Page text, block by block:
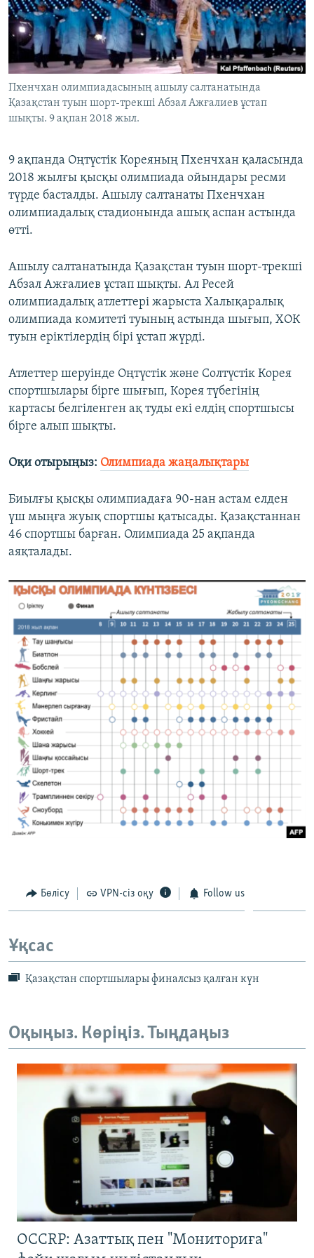
ЖАЗЫЛЫҢЫЗ
Басқа тілдерде
Пхенчхан олимпиадасының ашылу салтанатында
Қазақстан туын шорт-трекші Абзал Ажғалиев ұстап
шықты. 9 ақпан 2018 жыл.
9 ақпанда Оңтүстік Кореяның Пхенчхан қаласында
2018 жылғы қысқы олимпиада ойындары ресми
түрде басталды. Ашылу салтанаты Пхенчхан
олимпиадалық стадионында ашық аспан астында
өтті.
Ашылу салтанатында Қазақстан туын шорт-трекші
Абзал Ажғалиев ұстап шықты. Ал Ресей
олимпиадалық атлеттері жарыста Халықаралық
олимпиада комитеті туының астында шығып, ХОК
туын еріктілердің бірі ұстап жүрді.
Атлеттер шеруінде Оңтүстік және Солтүстік Корея
спортшылары бірге шығып, Корея түбегінің
картасы белгіленген ақ туды екі елдің спортшысы
бірге алып шықты.
Оқи отырыңыз: Олимпиада жаңалықтары
Биылғы қысқы олимпиадаға 90-нан астам елден
үш мыңға жуық спортшы қатысады. Қазақстаннан
46 спортшы барған. Олимпиада 25 ақпанда
аяқталады.
Бөлісу VPN-сіз оқу Follow us
Ұқсас
Қазақстан спортшылары финалсыз қалған күн
Оқыңыз. Көріңіз. Тыңдаңыз
OCCRP: Азаттық пен "Мониториға"